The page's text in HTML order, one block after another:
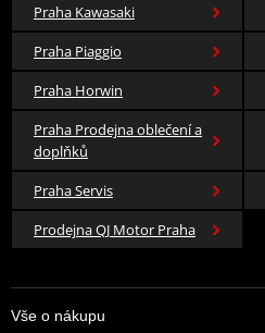
Praha Kawasaki
Praha Piaggio
Praha Horwin
Praha Prodejna oblečení a
doplňků
Praha Servis
Prodejna QJ Motor Praha
Vše o nákupu